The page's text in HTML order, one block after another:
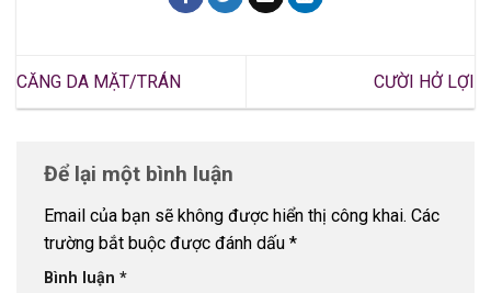
CĂNG DA MẶT/TRÁN CƯỜI HỞ LỢI
Để lại một bình luận
Email của bạn sẽ không được hiển thị công khai. Các
trường bắt buộc được đánh dấu *
Bình luận *